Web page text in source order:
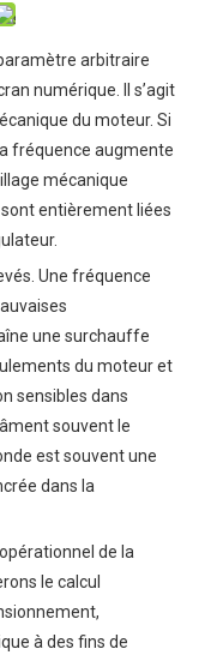
arbitraire
numérique. Il s’agit
du moteur. Si
fréquence augmente
mécanique
entièrement liées
Une fréquence
une surchauffe
du moteur et
sensibles dans
souvent le
est souvent une
dans la
de la
le calcul
à des fins de